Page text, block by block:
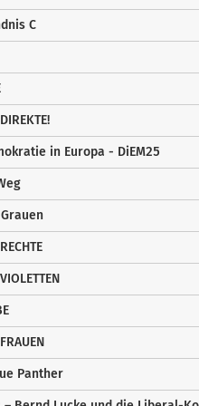
C
in Europa - DiEM25
Panther